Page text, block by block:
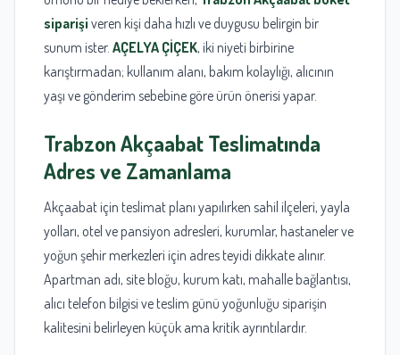
siparişi veren kişi daha hızlı ve duygusu belirgin bir
sunum ister. AÇELYA ÇİÇEK, iki niyeti birbirine
karıştırmadan; kullanım alanı, bakım kolaylığı, alıcının
yaşı ve gönderim sebebine göre ürün önerisi yapar.
TrabzonAkçaabat Teslimatında
Adres ve Zamanlama
Akçaabat için teslimat planı yapılırken sahil ilçeleri, yayla
yolları, otel ve pansiyon adresleri, kurumlar, hastaneler ve
yoğun şehir merkezleri için adres teyidi dikkate alınır.
Apartman adı, site bloğu, kurum katı, mahalle bağlantısı,
alıcı telefon bilgisi ve teslim günü yoğunluğu siparişin
kalitesini belirleyen küçük ama kritik ayrıntılardır.